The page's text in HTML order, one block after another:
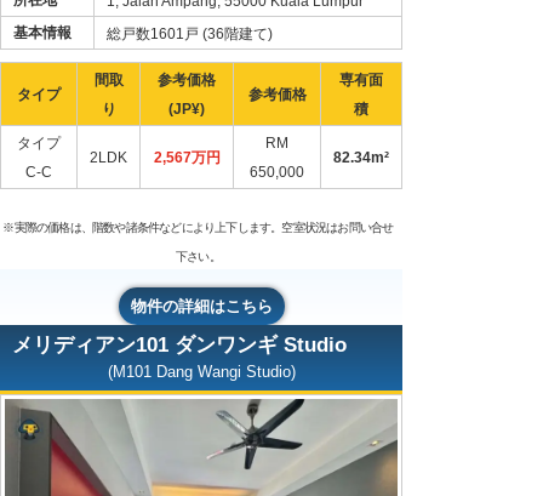
基本情報
総戸数1601戸 (36階建て)
タイプ
間取
り
参考価格
(JP¥)
参考価格
専有面
積
タイプ
C-C
2LDK 2,567万円
RM
650,000
82.34m²
※実際の価格は、階数や諸条件などにより上下します。空室状況はお問い合せ
下さい。
物件の詳細はこちら
メリディアン101 ダンワンギ Studio
(M101 Dang Wangi Studio)